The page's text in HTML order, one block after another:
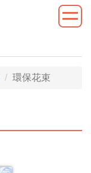
環保花束